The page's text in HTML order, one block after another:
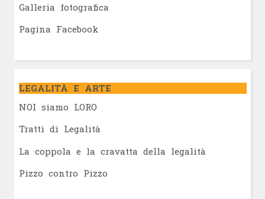
Galleria fotografica
Pagina Facebook
LEGALITÀ E ARTE
NOI siamo LORO
Tratti di Legalità
La coppola e la cravatta della legalità
Pizzo contro Pizzo